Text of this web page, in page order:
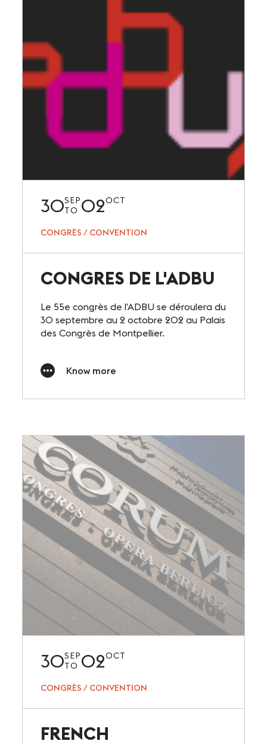
30SEP
TO 02OCT
CONGRÈS / CONVENTION
CONGRES DE L'ADBU
Le 55e congrès de l’ADBU se déroulera du
30 septembre au 2 octobre 202 au Palais
des Congrès de Montpellier.
Know more
30SEP
TO 02OCT
CONGRÈS / CONVENTION
FRENCH